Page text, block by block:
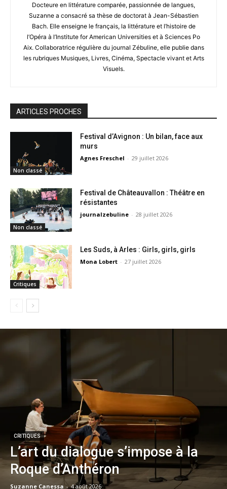
Docteure en littérature comparée, passionnée de langues,
Suzanne a consacré sa thèse de doctorat à Jean-Sébastien
Bach. Elle enseigne le français, la littérature et l’histoire de
l’Opéra à l’Institute for American Universities et à Sciences Po
Aix. Collaboratrice régulière du journal Zébuline, elle publie dans
les rubriques Musiques, Livres, Cinéma, Spectacle vivant et Arts
Visuels.
ARTICLES PROCHES
Non classé
Festival d’Avignon : Un bilan, face aux
murs
Agnes Freschel - 29 juillet 2026
Non classé
Festival de Châteauvallon : Théâtre en
résistantes
journalzebuline - 28 juillet 2026
Critiques
Les Suds, à Arles : Girls, girls, girls
Mona Lobert - 27 juillet 2026
CRITIQUES
L’art du dialogue s’impose à la
Roque d’Anthéron
Suzanne Canessa - 4 août 2026